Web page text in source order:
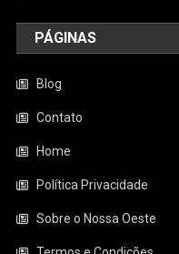
PÁGINAS
Blog
Contato
Home
Política Privacidade
Sobre o Nossa Oeste